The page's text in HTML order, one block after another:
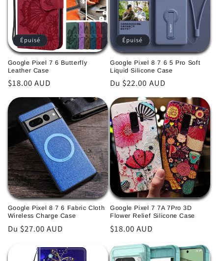
Épuisé
Google Pixel 7 6 Butterfly
Leather Case
Prix
habituel
$18.00 AUD
Épuisé
Google Pixel 8 7 6 5 Pro Soft
Liquid Silicone Case
Prix
habituel
Du $22.00 AUD
Google Pixel 8 7 6 Fabric Cloth
Wireless Charge Case
Prix
Du $27.00 AUD
Google Pixel 7 7A 7Pro 3D
Flower Relief Silicone Case
Prix
$18.00 AUD